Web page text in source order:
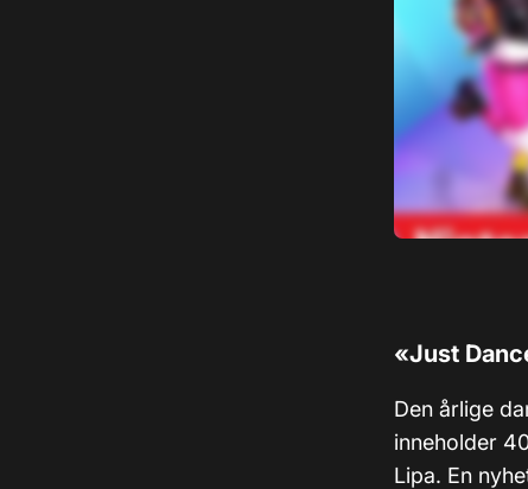
«Just
Den årlige
inneholder
Lipa. En